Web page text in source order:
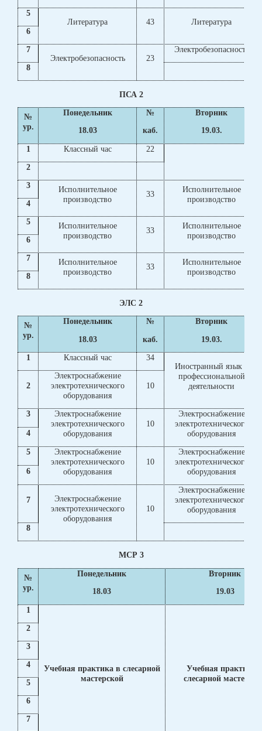
5
Литература
43
Литература
6
7
Электробезопасность
23
Электробезопасность
8
ПСА 2
№
ур.
Понедельник
18.03
№
каб.
Вторник
19.03.
1
Классный час
22
2
3
Исполнительное
производство
33
Исполнительное
производство
4
5
Исполнительное
производство
33
Исполнительное
производство
6
7
Исполнительное
производство
33
Исполнительное
производство
8
ЭЛС 2
№
ур.
Понедельник
18.03
№
каб.
Вторник
19.03.
1
Классный час
34
Иностранный язык в
профессиональной
деятельности
2
Электроснабжение
электротехнического
оборудования
10
3
Электроснабжение
электротехнического
оборудования
10
Электроснабжение
электротехнического
оборудования
4
5
Электроснабжение
электротехнического
оборудования
10
Электроснабжение
электротехнического
оборудования
6
7
Электроснабжение
электротехнического
оборудования
10
Электроснабжение
электротехнического
оборудования
8
МСР 3
№
ур.
Понедельник
18.03
Вторник
19.03
1
Учебная практика в слесарной
мастерской
Учебная практика
слесарной
2
3
4
5
6
7